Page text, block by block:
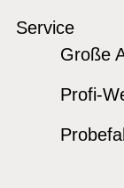
Service
Große
Profi-